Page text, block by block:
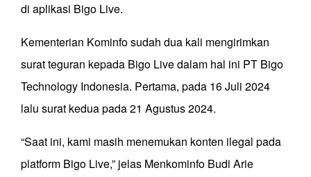
di aplikasi Bigo Live.
Kementerian Kominfo sudah dua kali mengirimkan
surat teguran kepada Bigo Live dalam hal ini PT Bigo
Technology Indonesia. Pertama, pada 16 Juli 2024
lalu surat kedua pada 21 Agustus 2024.
“Saat ini, kami masih menemukan konten ilegal pada
platform Bigo Live,” jelas Menkominfo Budi Arie